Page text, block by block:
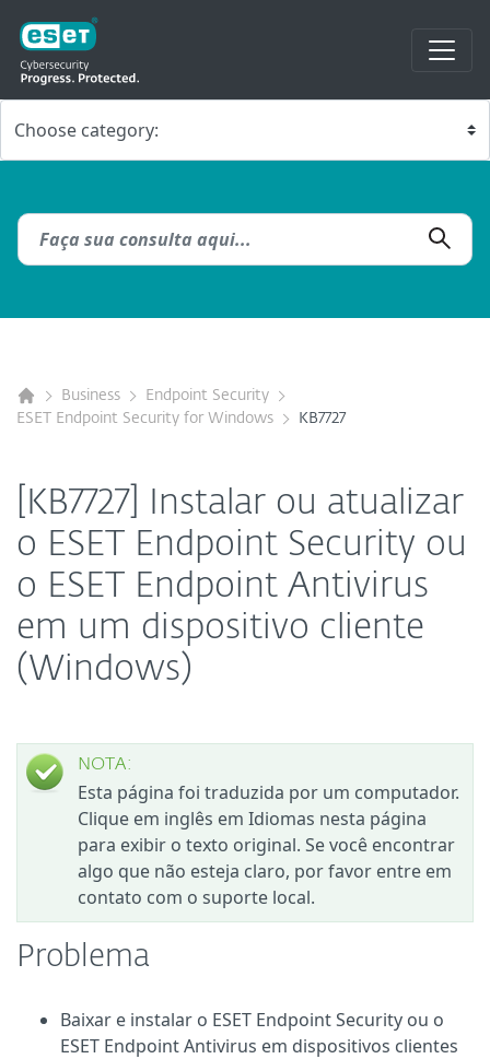
Business
Endpoint Security
ESET Endpoint Security for Windows
KB7727
[KB7727] Instalar ou atualizar
o ESET Endpoint Security ou
o ESET Endpoint Antivirus
em um dispositivo cliente
(Windows)
NOTA:
Esta página foi traduzida por um computador.
Clique em inglês em Idiomas nesta página
para exibir o texto original. Se você encontrar
algo que não esteja claro, por favor entre em
contato com o suporte local.
Problema
Baixar e instalar o ESET Endpoint Security ou o
ESET Endpoint Antivirus em dispositivos clientes